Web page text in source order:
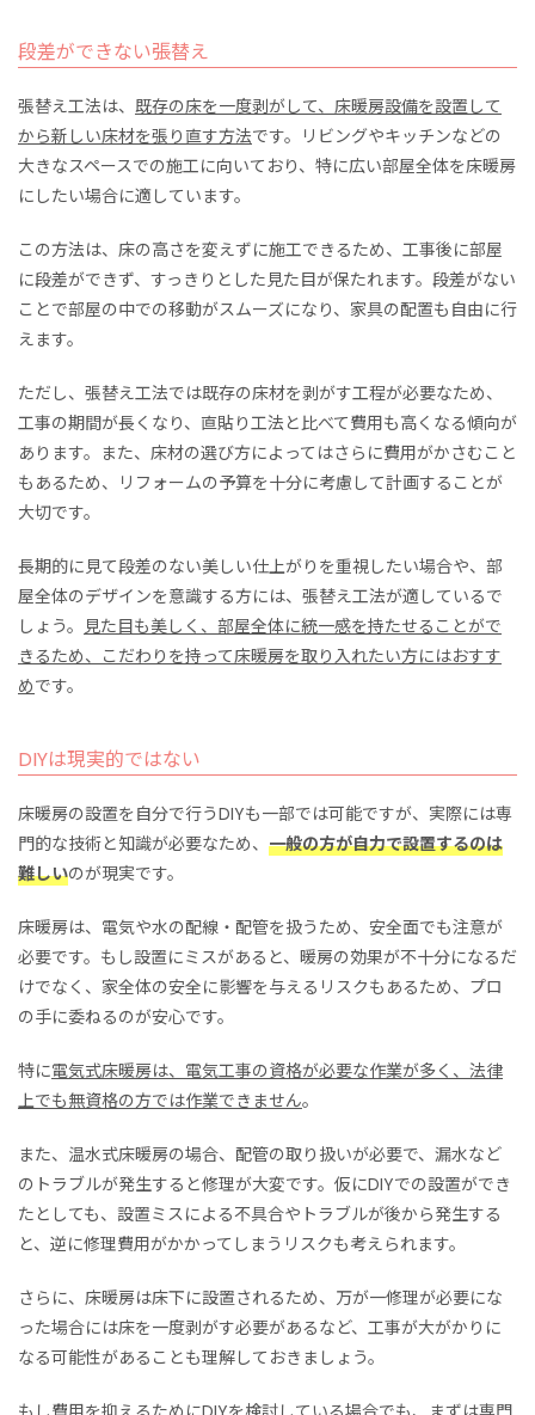
段差ができない張替え
張替え工法は、 既存の床を一度剥がして、床暖房設備を設置して
から新しい床材を張り直す方法です。リビングやキッチンなどの
大きなスペースでの施工に向いており、特に広い部屋全体を床暖房
にしたい場合に適しています。
この方法は、床の高さを変えずに施工できるため、工事後に部屋
に段差ができず、すっきりとした見た目が保たれます。段差がない
ことで部屋の中での移動がスムーズになり、家具の配置も自由に行
えます。
ただし、張替え工法では既存の床材を剥がす工程が必要なため、
工事の期間が長くなり、直貼り工法と比べて費用も高くなる傾向が
あります。また、床材の選び方によってはさらに費用がかさむこと
もあるため、リフォームの予算を十分に考慮して計画することが
大切です。
長期的に見て段差のない美しい仕上がりを重視したい場合や、部
屋全体のデザインを意識する方には、張替え工法が適しているで
しょう。 見た目も美しく、部屋全体に統一感を持たせることがで
きるため、こだわりを持って床暖房を取り入れたい方にはおすす
めです。
DIYは現実的ではない
床暖房の設置を自分で行うDIYも一部では可能ですが、実際には専
門的な技術と知識が必要なため、 一般の方が自力で設置するのは
難しいのが現実です。
床暖房は、電気や水の配線・配管を扱うため、安全面でも注意が
必要です。もし設置にミスがあると、暖房の効果が不十分になるだ
けでなく、家全体の安全に影響を与えるリスクもあるため、プロ
の手に委ねるのが安心です。
特に電気式床暖房は、電気工事の資格が必要な作業が多く、法律
上でも無資格の方では作業できません。
また、温水式床暖房の場合、配管の取り扱いが必要で、漏水など
のトラブルが発生すると修理が大変です。仮にDIYでの設置ができ
たとしても、設置ミスによる不具合やトラブルが後から発生する
と、逆に修理費用がかかってしまうリスクも考えられます。
さらに、床暖房は床下に設置されるため、万が一修理が必要にな
った場合には床を一度剥がす必要があるなど、工事が大がかりに
なる可能性があることも理解しておきましょう。